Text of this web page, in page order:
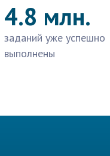
4.8 млн.
заданий уже успешно
выполнены